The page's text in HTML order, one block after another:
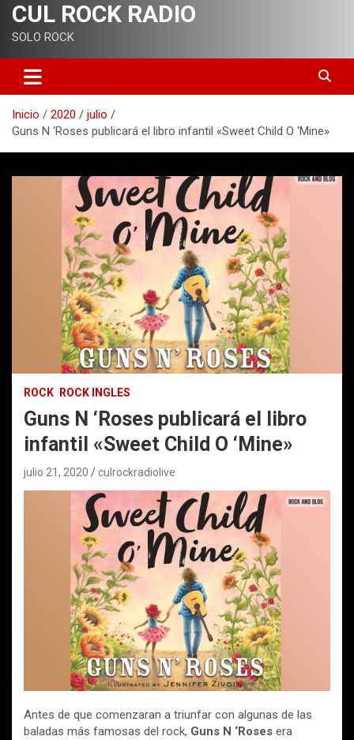
CUL ROCK RADIO
SOLO ROCK
Inicio 2020
julio
Guns N ‘Roses publicará el libro infantil «Sweet Child O ‘Mine»
ROCK ROCK INGLES
Guns N ‘Roses publicará el libro
infantil «Sweet Child O ‘Mine»
julio 21, 2020 culrockradiolive
Antes de que comenzaran a triunfar con algunas de las
baladas más famosas del rock, Guns N ‘Roses era